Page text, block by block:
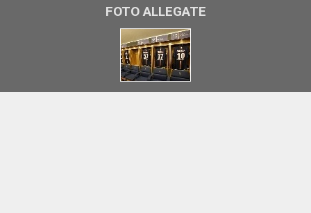
FOTO ALLEGATE